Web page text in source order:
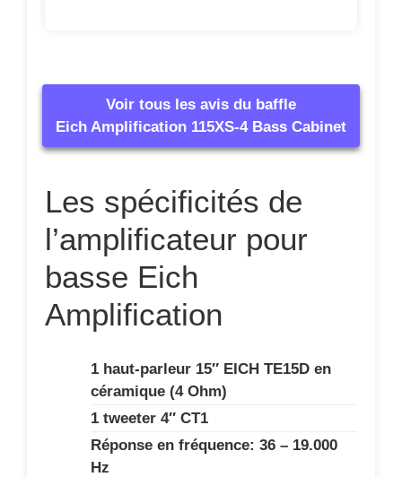
Voir tous les avis du baffle
Eich Amplification 115XS-4 Bass Cabinet
Les spécificités de
l’amplificateur pour
basse Eich
Amplification
1 haut-parleur 15″ EICH TE15D en
céramique (4 Ohm)
1 tweeter 4″ CT1
Réponse en fréquence: 36 – 19.000
Hz